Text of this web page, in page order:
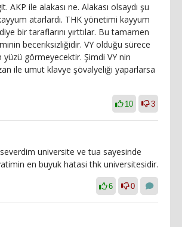
AKP ile alakası ne. Alakası olsaydı şu
atarlardı. THK yönetimi kayyum
bir taraflarını yırttılar. Bu tamamen
beceriksizliğidir. VY olduğu sürece
yüzü görmeyecektir. Şimdi VY nin
ile umut klavye şövalyeliği yaparlarsa
10 3
universite ve tua sayesinde
en buyuk hatasi thk universitesidir.
6 0